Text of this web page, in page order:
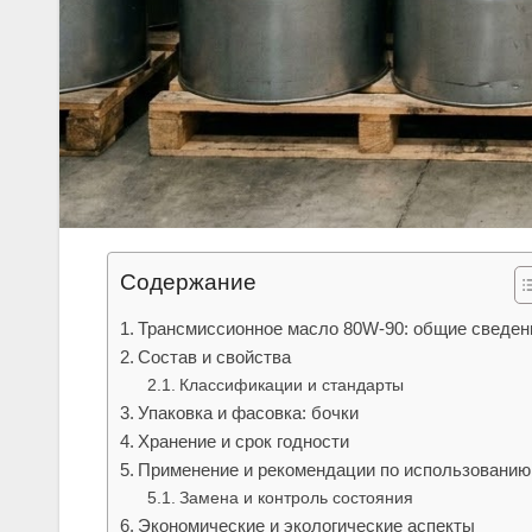
Содержание
Трансмиссионное масло 80W-90: общие
Состав и свойства
Классификации и стандарты
Упаковка и фасовка: бочки
Хранение и срок годности
Применение и рекомендации по использованию
Замена и контроль состояния
Экономические и экологические аспекты